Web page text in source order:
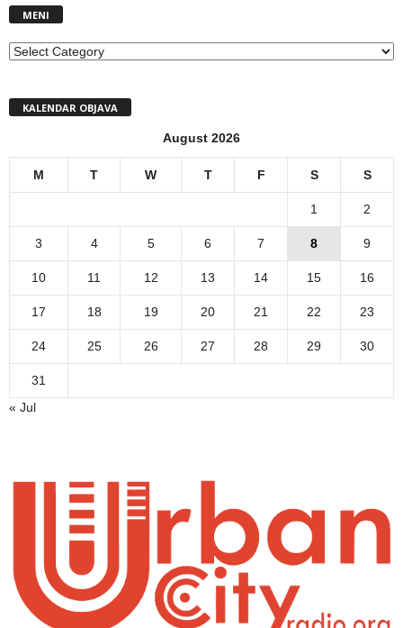
MENI
MENI
KALENDAR OBJAVA
August 2026
M T W T F S S
1 2
3 4 5 6 7 8 9
10 11 12 13 14 15 16
17 18 19 20 21 22 23
24 25 26 27 28 29 30
31
« Jul